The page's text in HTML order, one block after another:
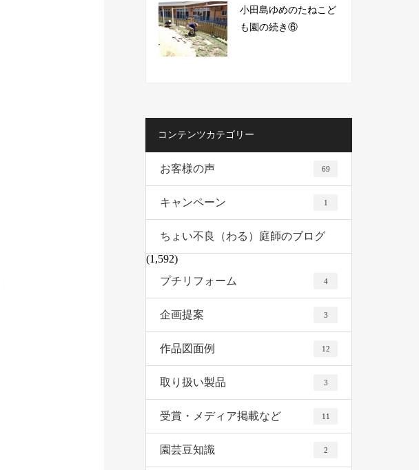
小田島ゆめのたねこど
も園の続き⑥
コンテンツカテゴリー
お客様の声 69
キャンペーン 1
ちょい不良（わる）庭師のブログ
(1,592)
プチリフォーム
4
企画提案 3
作品図面例 12
取り扱い製品 3
受賞・メディア掲載など 11
園芸豆知識 2